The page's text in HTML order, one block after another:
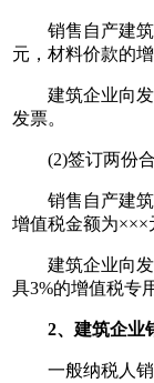
销售自产建筑材
元，材料价款的
建筑企业向发包
发票。
(2)签订两份合
销售自产建筑材
增值税金额为×××
建筑企业向发包
具3%的增值税专
2、建筑企业
一般纳税人销